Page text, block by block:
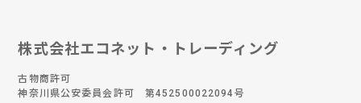
株式会社エコネット・トレーディング
古物商許可
神奈川県公安委員会許可 第452500022094号